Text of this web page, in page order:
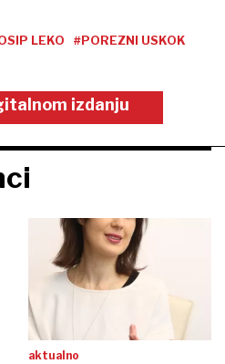
LEKO
#POREZNI USKOK
izdanju
aktualno